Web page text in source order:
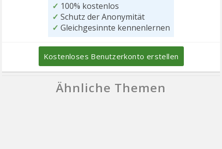
✓ 100% kostenlos
✓ Schutz der Anonymität
✓ Gleichgesinnte kennenlernen
Kostenloses Benutzerkonto erstellen
Ähnliche Themen